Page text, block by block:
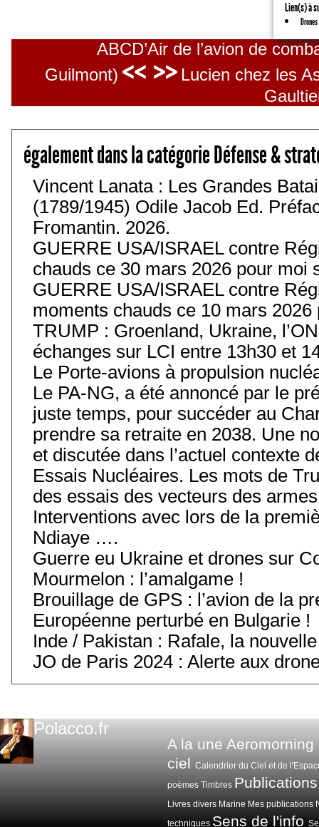
Lien(s) à
ABCD’Air de l’avion de
Guilmont) << >> Lucien chez les
également dans la catégorie Défense &
Vincent Lanata : Les Grandes
(1789/1945) Odile Jacob Ed.
Fromantin. 2026.
GUERRE USA/ISRAEL contre
chauds ce 30 mars 2026 pour moi
GUERRE USA/ISRAEL contre
moments chauds ce 10 mars
TRUMP : Groenland, Ukraine,
échanges sur LCI entre 13h30 et
Le Porte-avions à propulsion
Le PA-NG, a été annoncé par le
juste temps, pour succéder au
prendre sa retraite en 2038. Une
et discutée dans l’actuel contexte
Essais Nucléaires. Les mots de
des essais des vecteurs des
Interventions avec lors de la
Ndiaye ….
Guerre eu Ukraine et drones sur
Mourmelon : l’amalgame !
Brouillage de GPS : l’avion de la
Européenne perturbé en Bulgarie !
Inde / Pakistan : Rafale, la
JO de Paris 2024 : Alerte aux
Polacco.fr
A la une Aeromorning
ciel Calendrier du Ciel et de
poèmes Timbres Publications
Livres divers Marine Mes publications
techniques Sens de l'info